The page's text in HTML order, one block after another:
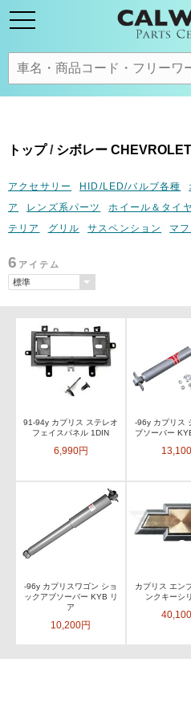
トップ/ シボレー CHEVROLET
アクセサリー HID/LED/バルブ各種
ア
レンズ系パーツ ホイール＆タイヤ
テリア
グリル サスペンション マ
6 アイテム
91-94y カプリス ステレオ
フェイスパネル 1DIN
6,990円
-96y カプリス
ブソーバー
-96y カプリスワゴン ショ
ックアブソーバー KYB リ
ア
10,200円
カプリス エン
ンクキーシ